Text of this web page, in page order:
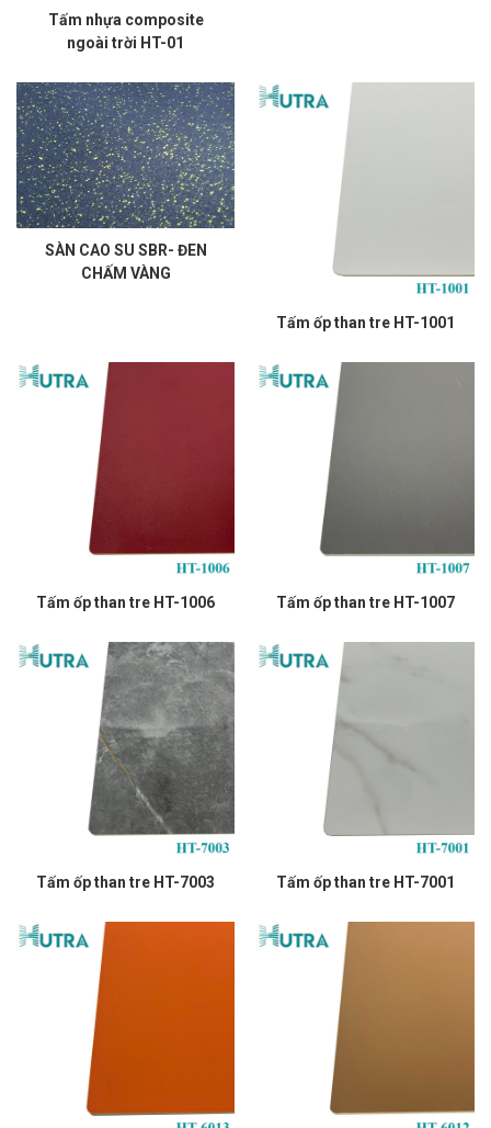
Tấm nhựa composite
ngoài trời HT-01
SÀN CAO SU SBR- ĐEN
CHẤM VÀNG
Tấm ốp than tre HT-1001
Tấm ốp than tre HT-1006 Tấm ốp than tre HT-1007
Tấm ốp than tre HT-7003 Tấm ốp than tre HT-7001